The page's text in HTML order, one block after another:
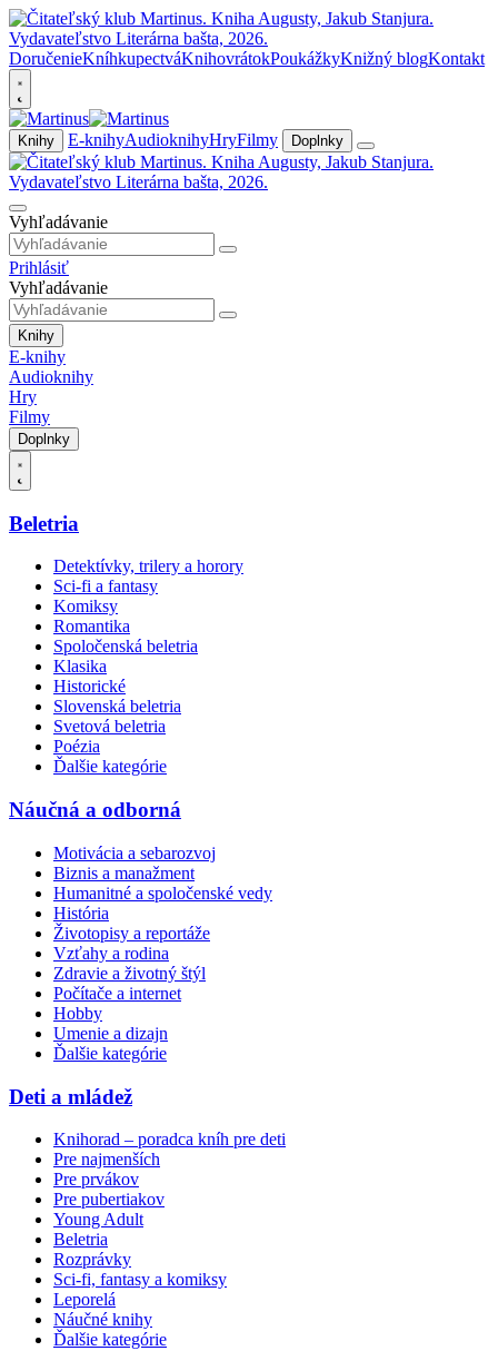
DoručenieKníhkupectváKnihovrátokPoukážkyKnižný blogKontakt
Knihy E-knihyAudioknihyHryFilmy Doplnky
Vyhľadávanie
Prihlásiť
Vyhľadávanie
Knihy
E-knihy
Audioknihy
Hry
Filmy
Doplnky
Beletria
Detektívky, trilery a horory
Sci-fi a fantasy
Komiksy
Romantika
Spoločenská beletria
Klasika
Historické
Slovenská beletria
Svetová beletria
Poézia
Ďalšie kategórie
Náučná a odborná
Motivácia a sebarozvoj
Biznis a manažment
Humanitné a spoločenské vedy
História
Životopisy a reportáže
Vzťahy a rodina
Zdravie a životný štýl
Počítače a internet
Hobby
Umenie a dizajn
Ďalšie kategórie
Deti a mládež
Knihorad – poradca kníh pre deti
Pre najmenších
Pre prvákov
Pre pubertiakov
Young Adult
Beletria
Rozprávky
Sci-fi, fantasy a komiksy
Leporelá
Náučné knihy
Ďalšie kategórie